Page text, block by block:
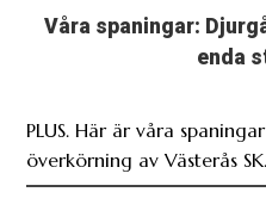
Våra spaningar:
enda
PLUS. Här är våra
överkörning av Västerås SK.